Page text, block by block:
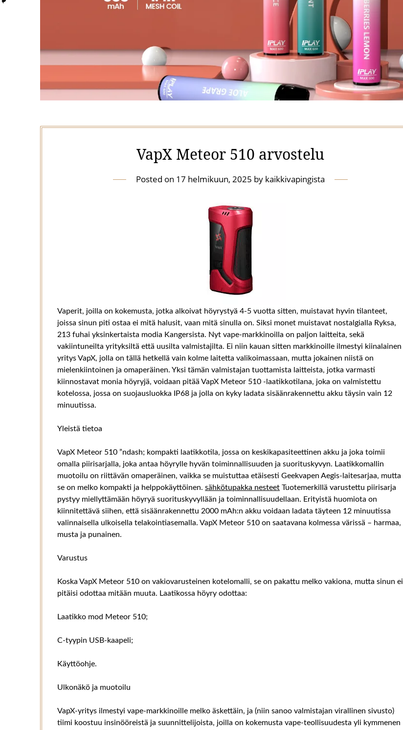
VapX Meteor 510 arvostelu
Posted on 17 helmikuun, 2025 by kaikkivapingista
Vaperit, joilla on kokemusta, jotka alkoivat höyrystyä 4-5 vuotta sitten, muistavat hyvin tilanteet,
joissa sinun piti ostaa ei mitä halusit, vaan mitä sinulla on. Siksi monet muistavat nostalgialla Ryksa,
213 fuhai yksinkertaista modia Kangersista. Nyt vape-markkinoilla on paljon laitteita, sekä
vakiintuneilta yrityksiltä että uusilta valmistajilta. Ei niin kauan sitten markkinoille ilmestyi kiinalainen
yritys VapX, jolla on tällä hetkellä vain kolme laitetta valikoimassaan, mutta jokainen niistä on
mielenkiintoinen ja omaperäinen. Yksi tämän valmistajan tuottamista laitteista, jotka varmasti
kiinnostavat monia höyryjä, voidaan pitää VapX Meteor 510 -laatikkotilana, joka on valmistettu
kotelossa, jossa on suojausluokka IP68 ja jolla on kyky ladata sisäänrakennettu akku täysin vain 12
minuutissa.
Yleistä tietoa
VapX Meteor 510 ”ndash; kompakti laatikkotila, jossa on keskikapasiteettinen akku ja joka toimii
omalla piirisarjalla, joka antaa höyrylle hyvän toiminnallisuuden ja suorituskyvyn. Laatikkomallin
muotoilu on riittävän omaperäinen, vaikka se muistuttaa etäisesti Geekvapen Aegis-laitesarjaa, mutta
se on melko kompakti ja helppokäyttöinen.sähkötupakka nesteet Tuotemerkillä varustettu piirisarja
pystyy miellyttämään höyryä suorituskyvyllään ja toiminnallisuudellaan. Erityistä huomiota on
kiinnitettävä siihen, että sisäänrakennettu 2000 mAh:n akku voidaan ladata täyteen 12 minuutissa
valinnaisella ulkoisella telakointiasemalla. VapX Meteor 510 on saatavana kolmessa värissä – harmaa,
musta ja punainen.
Varustus
Koska VapX Meteor 510 on vakiovarusteinen kotelomalli, se on pakattu melko vakiona, mutta sinun ei
pitäisi odottaa mitään muuta. Laatikossa höyry odottaa:
Laatikko mod Meteor 510;
C-tyypin USB-kaapeli;
Käyttöohje.
Ulkonäkö ja muotoilu
VapX-yritys ilmestyi vape-markkinoille melko äskettäin, ja (niin sanoo valmistajan virallinen sivusto)
tiimi koostuu insinööreistä ja suunnittelijoista, joilla on kokemusta vape-teollisuudesta yli kymmenen